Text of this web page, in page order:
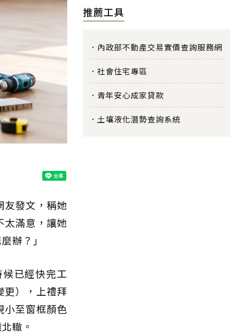
友發文，稱她
太滿意，讓她
辦？」
已經快完工
更），上禮拜
小至窗框顏色
轍。
推薦工具
內政部不動產交易實價查詢服務網
社會住宅專區
青年安心成家貸款
土壤液化潛勢查詢系統